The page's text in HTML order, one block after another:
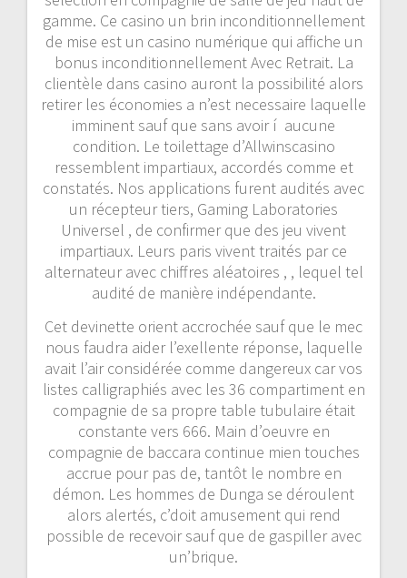
gamme. Ce casino un brin inconditionnellement
de mise est un casino numérique qui affiche un
bonus inconditionnellement Avec Retrait. La
clientèle dans casino auront la possibilité alors
retirer les économies a n’est necessaire laquelle
imminent sauf que sans avoir í aucune
condition. Le toilettage d’Allwinscasino
ressemblent impartiaux, accordés comme et
constatés. Nos applications furent audités avec
un récepteur tiers, Gaming Laboratories
Universel , de confirmer que des jeu vivent
impartiaux. Leurs paris vivent traités par ce
alternateur avec chiffres aléatoires , , lequel tel
audité de manière indépendante.
Cet devinette orient accrochée sauf que le mec
nous faudra aider l’exellente réponse, laquelle
avait l’air considérée comme dangereux car vos
listes calligraphiés avec les 36 compartiment en
compagnie de sa propre table tubulaire était
constante vers 666. Main d’oeuvre en
compagnie de baccara continue mien touches
accrue pour pas de, tantôt le nombre en
démon. Les hommes de Dunga se déroulent
alors alertés, c’doit amusement qui rend
possible de recevoir sauf que de gaspiller avec
un’brique.